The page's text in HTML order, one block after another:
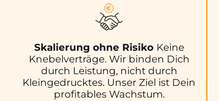
Skalierung ohne Risiko Keine
Knebelverträge. Wir binden Dich
durch Leistung, nicht durch
Kleingedrucktes. Unser Ziel ist Dein
profitables Wachstum.